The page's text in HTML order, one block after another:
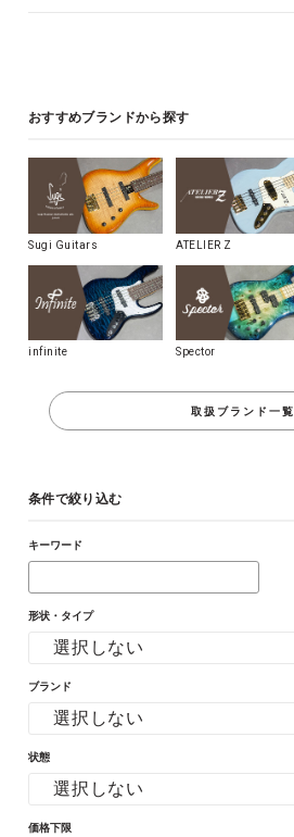
おすすめブランドから探す
Sugi Guitars ATELIER Z
infinite Spector
取扱ブランド一覧
条件で絞り込む
キーワード
形状・タイプ
ブランド
状態
価格下限